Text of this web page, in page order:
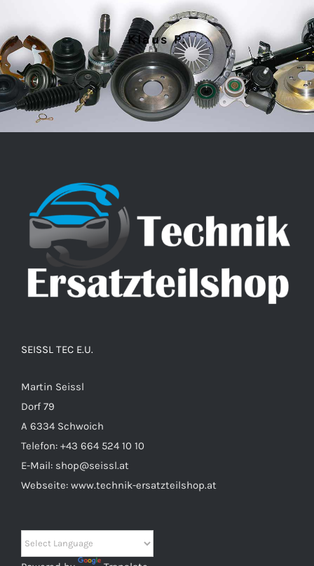
Klaus P.
Peter M.
SEISSL TEC E.U.
Martin Seissl
Dorf 79
A 6334 Schwoich
Telefon: +43 664 524 10 10
E-Mail: shop@seissl.at
Webseite: www.technik-ersatzteilshop.at